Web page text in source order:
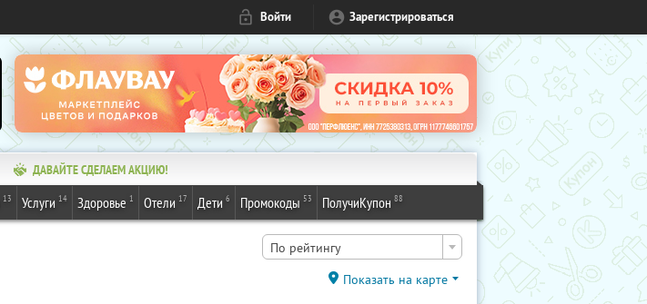
Войти Зарегистрироваться
ДАВАЙТЕ СДЕЛАЕМ АКЦИЮ!
13 Услуги 14 Здоровье 1 Отели 17 Дети 6 Промокоды 53 ПолучиКупон 88
По рейтингу
Показать на карте